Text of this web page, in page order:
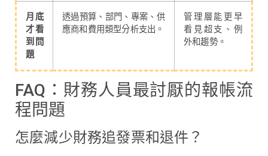
月底
才看
到問
題
透過預算、部門、專案、供
應商和費用類型分析支出。
管理層能更早
看見超支、例
外和趨勢。
FAQ：財務人員最討厭的報帳流
程問題
怎麼減少財務追發票和退件？